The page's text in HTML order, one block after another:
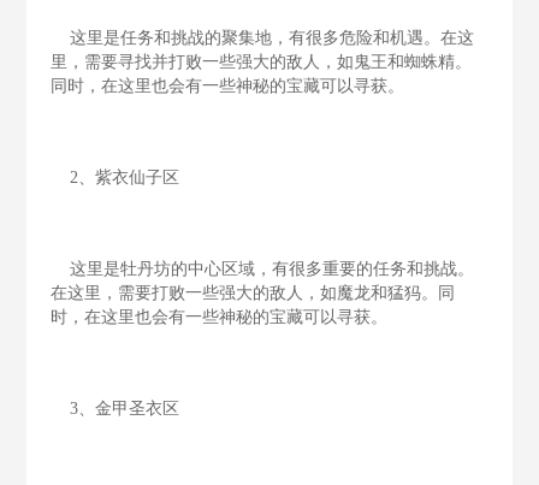
这里是任务和挑战的聚集地，有很多危险和机遇。在这
里，需要寻找并打败一些强大的敌人，如鬼王和蜘蛛精。
同时，在这里也会有一些神秘的宝藏可以寻获。
2、紫衣仙子区
这里是牡丹坊的中心区域，有很多重要的任务和挑战。
在这里，需要打败一些强大的敌人，如魔龙和猛犸。同
时，在这里也会有一些神秘的宝藏可以寻获。
3、金甲圣衣区